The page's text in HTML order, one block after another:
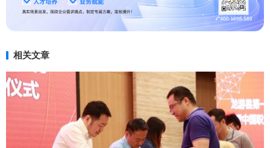
相关文章